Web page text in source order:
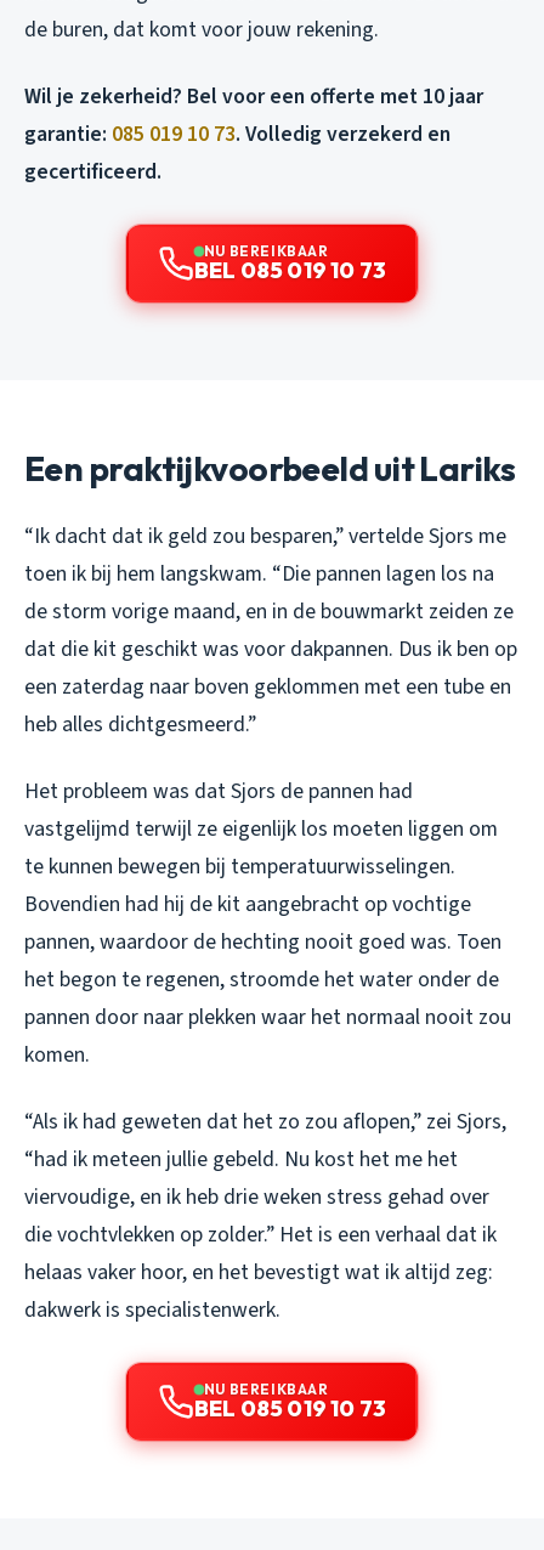
de buren, dat komt voor jouw rekening.
Wil je zekerheid? Bel voor een offerte met 10 jaar
garantie: 085 019 10 73. Volledig verzekerd en
gecertificeerd.
NU BEREIKBAAR
BEL 085 019 10 73
Een praktijkvoorbeeld uit Lariks
“Ik dacht dat ik geld zou besparen,” vertelde Sjors me
toen ik bij hem langskwam. “Die pannen lagen los na
de storm vorige maand, en in de bouwmarkt zeiden ze
dat die kit geschikt was voor dakpannen. Dus ik ben op
een zaterdag naar boven geklommen met een tube en
heb alles dichtgesmeerd.”
Het probleem was dat Sjors de pannen had
vastgelijmd terwijl ze eigenlijk los moeten liggen om
te kunnen bewegen bij temperatuurwisselingen.
Bovendien had hij de kit aangebracht op vochtige
pannen, waardoor de hechting nooit goed was. Toen
het begon te regenen, stroomde het water onder de
pannen door naar plekken waar het normaal nooit zou
komen.
“Als ik had geweten dat het zo zou aflopen,” zei Sjors,
“had ik meteen jullie gebeld. Nu kost het me het
viervoudige, en ik heb drie weken stress gehad over
die vochtvlekken op zolder.” Het is een verhaal dat ik
helaas vaker hoor, en het bevestigt wat ik altijd zeg:
dakwerk is specialistenwerk.
NU BEREIKBAAR
BEL 085 019 10 73